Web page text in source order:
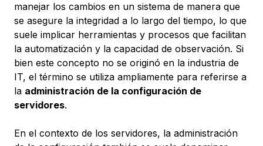
manejar los cambios en un sistema de manera que
se asegure la integridad a lo largo del tiempo, lo que
suele implicar herramientas y procesos que facilitan
la automatización y la capacidad de observación. Si
bien este concepto no se originó en la industria de
IT, el término se utiliza ampliamente para referirse a
la administración de la configuración de
servidores.
En el contexto de los servidores, la administración